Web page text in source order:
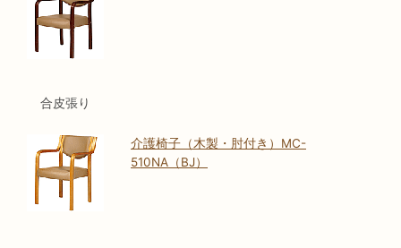
合皮張り
介護椅子（木製・肘付き）MC-
510NA（BJ）